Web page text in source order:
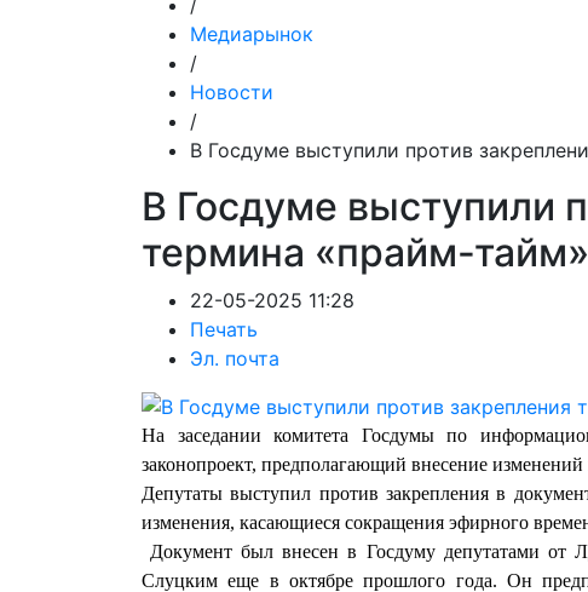
/
Медиарынок
/
Новости
/
В Госдуме выступили против
В Госдуме выступили
термина «прайм-
22-05-2025 11:28
Печать
Эл. почта
На заседании комитета Госдумы по
законопроект, предполагающий внесение
Депутаты выступил против закрепления в
изменения, касающиеся сокращения эфирного
Документ был внесен в Госдуму депутатами от
Слуцким еще в октябре прошлого года. Он